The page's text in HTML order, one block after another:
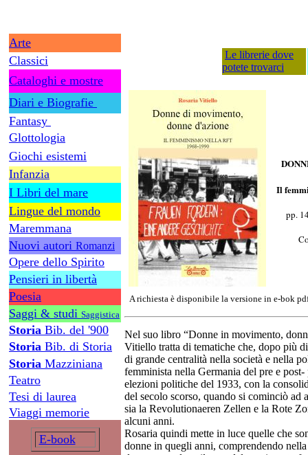
Arte
Classici
Cataloghi e mostre
Diari e Biografie
Fantasy
Glottologia
Giochi esistemi
Infanzia
I Libri del mare
Lingue del mondo
Maremmana
Nuovi autori Romanzi
Opere dello Spirito
Pensieri in libertà
Poesia
Saggi & studi Saggistica
Storia Bib. del '900
Storia Bib. di Storia
Storia Mazziniana
Teatro
Tesi di laurea
Viaggi memorie
E-book
Le librerie dove
potete trovarci
Il
pp.
A richiesta è disponibile la versione in e-bok
Nel suo libro “Donne in movimento,
Vitiello tratta di tematiche che, dopo più
di grande centralità nella società e nella
femminista nella Germania del pre e
elezioni politiche del 1933, con la
del secolo scorso, quando si cominciò ad
sia la Revolutionaeren Zellen e la Rote
alcuni anni.
Rosaria quindi mette in luce quelle che
donne in quegli anni, comprendendo